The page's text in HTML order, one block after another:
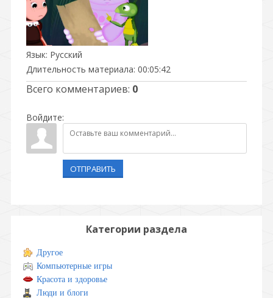
Язык: Русский
Длительность материала: 00:05:42
Всего комментариев: 0
Войдите:
ОТПРАВИТЬ
Категории раздела
Другое
Компьютерные игры
Красота и здоровье
Люди и блоги